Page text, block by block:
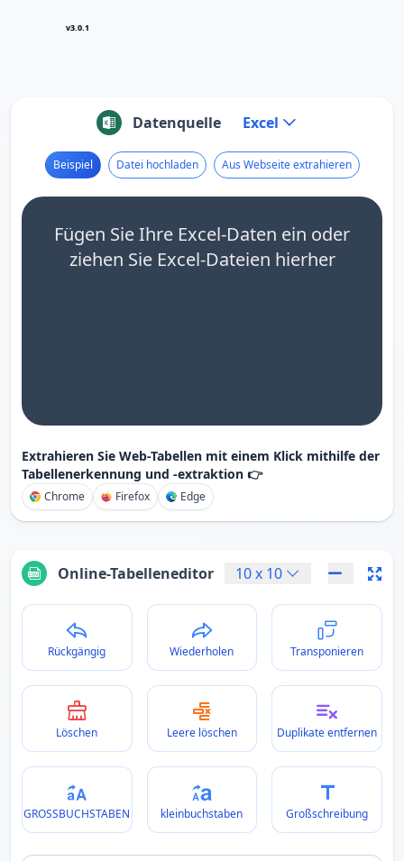
v3.0.1
Datenquelle Excel
Beispiel Datei hochladen Aus Webseite extrahieren
Fügen Sie Ihre Excel-Daten ein oder
ziehen Sie Excel-Dateien hierher
Extrahieren Sie Web-Tabellen mit einem Klick mithilfe der
Tabellenerkennung und -extraktion 👉
Chrome Firefox Edge
Online-Tabelleneditor 10x 10
Rückgängig Wiederholen Transponieren
Löschen Leere löschen Duplikate entfernen
GROSSBUCHSTABEN kleinbuchstaben Großschreibung